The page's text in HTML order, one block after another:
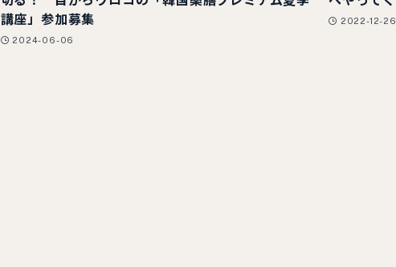
講座」参加募集
2024-06-06
2022-12-26